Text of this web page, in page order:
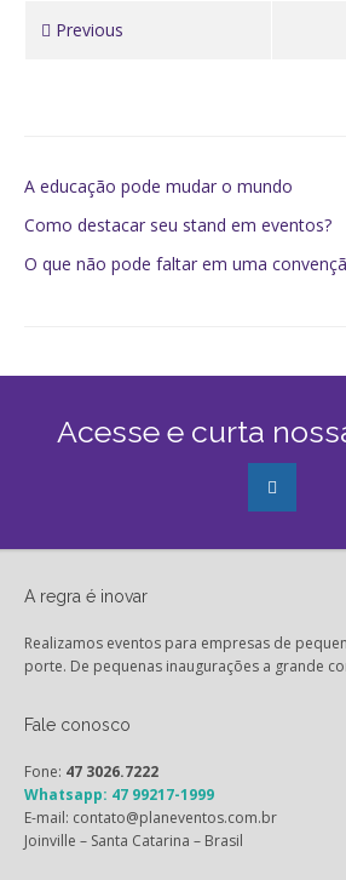
Previous
A educação pode mudar o mundo
Como destacar seu stand em eventos?
O que não pode faltar em uma
Acesse e curta
A regra é inovar
Realizamos eventos para empresas de
porte. De pequenas inaugurações a grande
Fale conosco
Fone: 47 3026.7222
Whatsapp: 47 99217-1999
E-mail: contato@planeventos.com.br
Joinville – Santa Catarina – Brasil